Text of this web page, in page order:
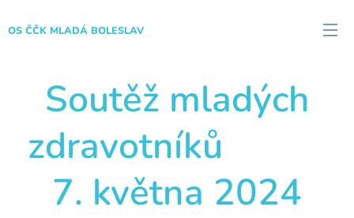
OS ČČK MLADÁ BOLESLAV
Soutěž mladých
zdravotníků
7. května 2024